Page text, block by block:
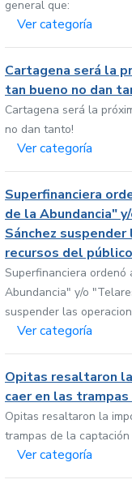
general que:
Ver categoría
Cartagena será la
tan bueno no dan
Cartagena será la
no dan tanto!
Ver categoría
Superfinanciera
de la Abundancia"
Sánchez
recursos del público
Superfinanciera ordenó
Abundancia" y/o
suspender las
Ver categoría
Opitas resaltaron
caer en las
Opitas resaltaron la
trampas de la
Ver categoría